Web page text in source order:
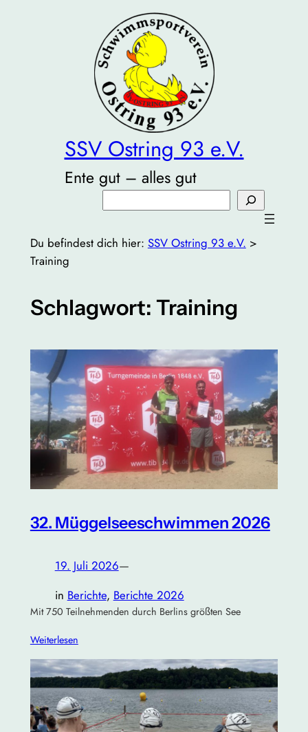
SSV Ostring 93 e.V.
Ente gut – alles gut
Du befindest dich hier: SSV Ostring 93 e.V. >
Training
Schlagwort: Training
32. Müggelseeschwimmen 2026
19. Juli 2026—
in Berichte, Berichte 2026
Mit 750 Teilnehmenden durch Berlins größten See
Weiterlesen